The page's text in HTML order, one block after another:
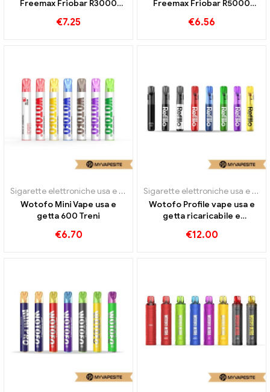
Freemax Friobar R3000
€7.25
Freemax Friobar R5000
€6.56
Sigarette elettroniche usa e getta
Wotofo Mini Vape usa e
getta 600 Treni
€6.70
Sigarette elettroniche usa e getta
Wotofo Profile vape usa e
getta ricaricabile e
€12.00